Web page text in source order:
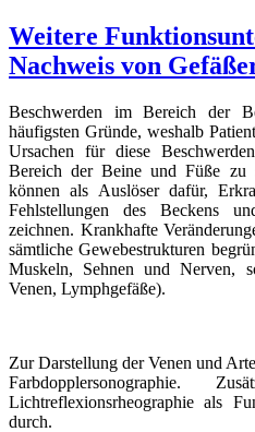
Weitere
Nachweis von
Beschwerden im Bereich der
häufigsten Gründe, weshalb
Ursachen für diese
Bereich der Beine und Füße zu
können als Auslöser dafür,
Fehlstellungen des Beckens
zeichnen. Krankhafte
sämtliche Gewebestrukturen
Muskeln, Sehnen und Nerven,
Venen, Lymphgefäße).
Zur Darstellung der Venen und
Farbdopplersonographie.
Lichtreflexionsrheographie als
durch.